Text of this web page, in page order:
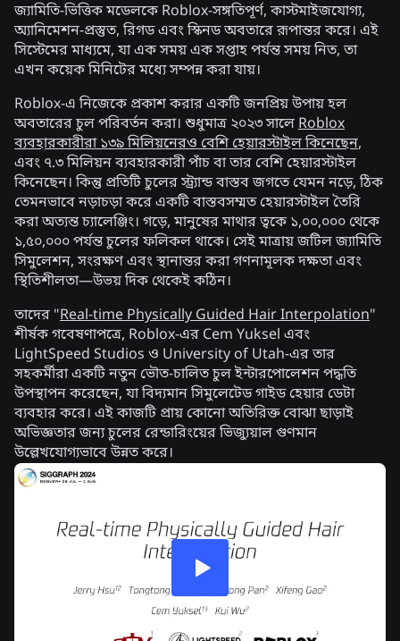
জ্যামিতি-ভিত্তিক মডেলকে Roblox-সঙ্গতিপূর্ণ, কাস্টমাইজযোগ্য,
অ্যানিমেশন-প্রস্তুত, রিগড এবং স্কিনড অবতারে রূপান্তর করে। এই
সিস্টেমের মাধ্যমে, যা এক সময় এক সপ্তাহ পর্যন্ত সময় নিত, তা
এখন কয়েক মিনিটের মধ্যে সম্পন্ন করা যায়।
Roblox-এ নিজেকে প্রকাশ করার একটি জনপ্রিয় উপায় হল
অবতারের চুল পরিবর্তন করা। শুধুমাত্র ২০২৩ সালেRoblox
ব্যবহারকারীরা ১৩৯ মিলিয়নেরও বেশি হেয়ারস্টাইল কিনেছেন,
এবং ৭.৩ মিলিয়ন ব্যবহারকারী পাঁচ বা তার বেশি হেয়ারস্টাইল
কিনেছেন। কিন্তু প্রতিটি চুলের স্ট্র্যান্ড বাস্তব জগতে যেমন নড়ে, ঠিক
তেমনভাবে নড়াচড়া করে একটি বাস্তবসম্মত হেয়ারস্টাইল তৈরি
করা অত্যন্ত চ্যালেঞ্জিং। গড়ে, মানুষের মাথার ত্বকে ১,০০,০০০ থেকে
১,৫০,০০০ পর্যন্ত চুলের ফলিকল থাকে। সেই মাত্রায় জটিল জ্যামিতি
সিমুলেশন, সংরক্ষণ এবং স্থানান্তর করা গণনামূলক দক্ষতা এবং
স্থিতিশীলতা—উভয় দিক থেকেই কঠিন।
তাদের "Real-time Physically Guided Hair Interpolation"
শীর্ষক গবেষণাপত্রে, Roblox-এর Cem Yuksel এবং
LightSpeed Studios ও University of Utah-এর তার
সহকর্মীরা একটি নতুন ভৌত-চালিত চুল ইন্টারপোলেশন পদ্ধতি
উপস্থাপন করেছেন, যা বিদ্যমান সিমুলেটেড গাইড হেয়ার ডেটা
ব্যবহার করে। এই কাজটি প্রায় কোনো অতিরিক্ত বোঝা ছাড়াই
অভিজ্ঞতার জন্য চুলের রেন্ডারিংয়ের ভিজ্যুয়াল গুণমান
উল্লেখযোগ্যভাবে উন্নত করে।